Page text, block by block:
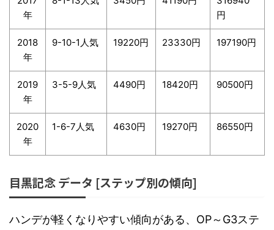
年
円
2018
年
9-10-1人気 19220円 23330円 197190円
2019
年
3-5-9人気 4490円 18420円 90500円
2020
年
1-6-7人気 4630円 19270円 86550円
目黒記念 データ [ステップ別の傾向]
ハンデが軽くなりやすい傾向がある、OP～G3ステ